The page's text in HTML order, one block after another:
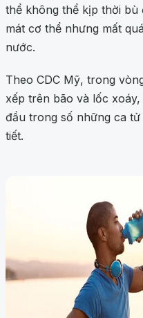
thể không thể kịp thời bù
mát cơ thể nhưng mất
nước.
Theo CDC Mỹ, trong
xếp trên bão và lốc
đầu trong số những ca
tiết.